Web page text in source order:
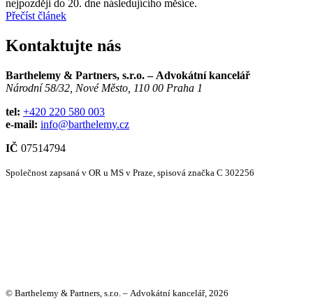
nejpozději do 20. dne následujícího měsíce.
Přečíst článek
Kontaktujte nás
Barthelemy & Partners, s.r.o. – Advokátní kancelář
Národní 58/32, Nové Město, 110 00 Praha 1
tel: +420 220 580 003
e-mail: info@barthelemy.cz
IČ 07514794
Společnost zapsaná v OR u MS v Praze, spisová značka C 302256
© Barthelemy & Partners, s.r.o. – Advokátní kancelář, 2026